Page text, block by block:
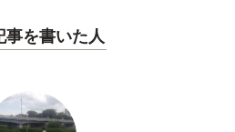
事を書いた人